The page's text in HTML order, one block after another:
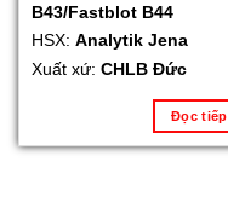
B43/Fastblot B44
HSX: Analytik Jena
Xuất xứ: CHLB Đức
Đọc tiếp